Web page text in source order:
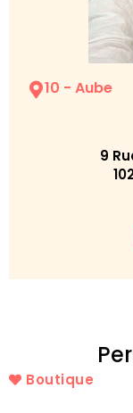
10 - Aube
9
Boutique